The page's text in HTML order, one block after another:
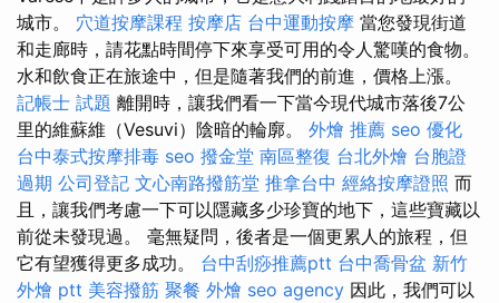
城市。 穴道按摩課程 按摩店 台中運動按摩 當您發現街道
和走廊時，請花點時間停下來享受可用的令人驚嘆的食物。
水和飲食正在旅途中，但是隨著我們的前進，價格上漲。
記帳士 試題 離開時，讓我們看一下當今現代城市落後7公
里的維蘇維（Vesuvi）陰暗的輪廓。 外燴 推薦 seo 優化
台中泰式按摩排毒 seo 撥金堂 南區整復 台北外燴 台胞證
過期 公司登記 文心南路撥筋堂 推拿台中 經絡按摩證照 而
且，讓我們考慮一下可以隱藏多少珍寶的地下，這些寶藏以
前從未發現過。 毫無疑問，後者是一個更累人的旅程，但
它有望獲得更多成功。 台中刮痧推薦ptt 台中喬骨盆 新竹
外燴 ptt 美容撥筋 聚餐 外燴 seo agency 因此，我們可以